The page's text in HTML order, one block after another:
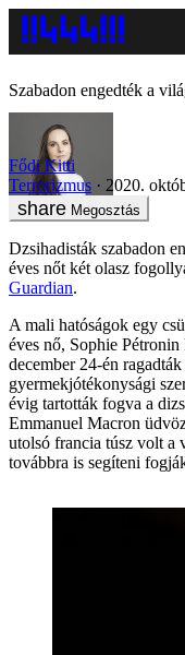
Szabadon engedték a
Fődi Kitti
Terrorizmus
2020.
Megosztás
Dzsihadisták szabadon
éves nőt két olasz
Guardian.
A mali hatóságok egy
éves nő, Sophie
december 24-én
gyermekjótékonysági
évig tartották fogva a
Emmanuel Macron
utolsó francia túsz volt a
továbbra is segíteni